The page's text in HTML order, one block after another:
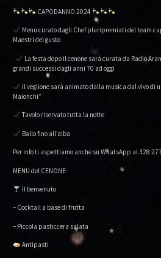
CAPODANNO 2024
Menu curato dagli Chef pluripremiati del team
Maestri del gusto
La festa dopo il cenone sarà curata da Radio
grandi successi dagli anni 70 ad oggi
Il veglione sarà animato dalla musica dal vivo di
Maionchi”
Tavolo riservato tutta la notte
Ballo fino all’alba
Per info ti aspettiamo anche su WhatsApp al 328
MENU del CENONE
Il benvenuto
– Cocktail a base di frutta
– Piccola pasticcera salata
Antipasti